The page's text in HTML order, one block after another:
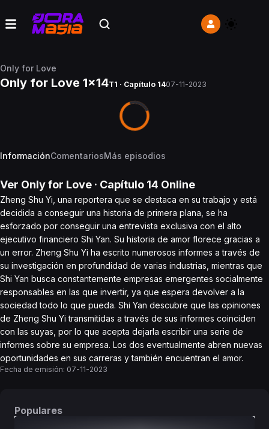
Only for Love
Only for Love 1x14T1 · Capítulo 1407-11-2023
InformaciónComentariosMás episodios
Ver Only for Love · Capítulo 14 Online
Zheng Shu Yi, una reportera que se destaca en su trabajo y está
decidida a conseguir una historia de primera plana, se ha
esforzado por conseguir una entrevista exclusiva con el alto
ejecutivo financiero Shi Yan. Su historia de amor florece gracias a
un error. Zheng Shu Yi ha escrito numerosos informes a través de
su investigación en profundidad de varias industrias, mientras que
Shi Yan busca constantemente empresas emergentes socialmente
responsables en las que invertir, ya que espera devolver a la
sociedad todo lo que pueda. Shi Yan descubre que las opiniones
de Zheng Shu Yi transmitidas a través de sus informes coinciden
con las suyas, por lo que acepta dejarla escribir una serie de
informes sobre su empresa. Los dos eventualmente abren nuevas
oportunidades en sus carreras y también encuentran el amor.
Fecha de emisión: 07-11-2023
Populares